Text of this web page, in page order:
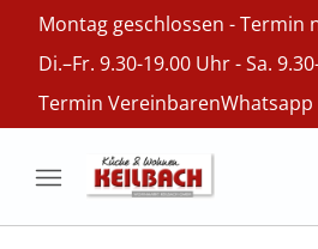
Montag geschlossen - Termin
Di.–Fr. 9.30-19.00 Uhr - Sa.
Termin VereinbarenWhatsapp